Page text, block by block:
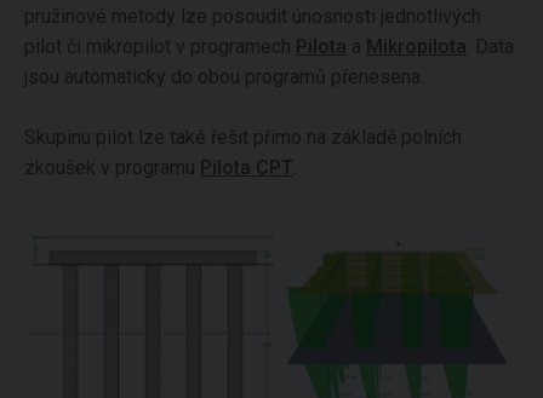
pružinové metody lze posoudit únosnosti jednotlivých
pilot či mikropilot v programech Pilota a Mikropilota . Data
jsou automaticky do obou programů přenesena.
Skupinu pilot lze také řešit přímo na základě polních
zkoušek v programu Pilota CPT